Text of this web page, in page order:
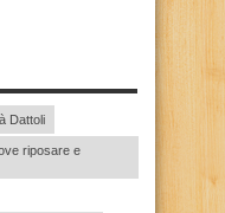
Dattoli
riposare e